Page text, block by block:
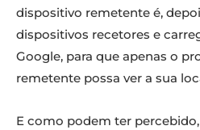
dispositivo remetente é,
dispositivos recetores e
Google, para que apenas o
remetente possa ver a sua
E como podem ter